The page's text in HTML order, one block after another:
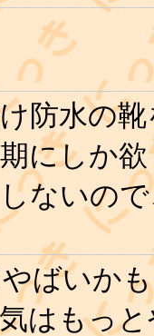
防水の
にしか
ないの
ばいか
はもっ